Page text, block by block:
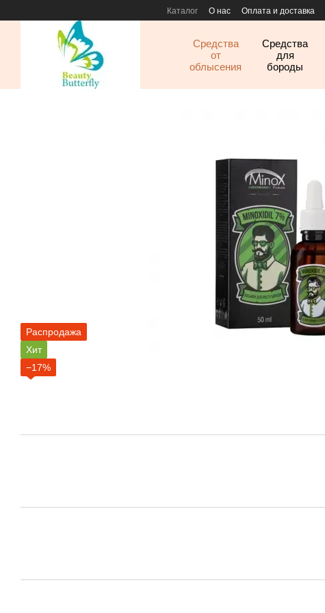
Каталог О нас Оплата и доставка
Средства
от
облысения
Средства
для
бороды
Распродажа
Хит
−17%